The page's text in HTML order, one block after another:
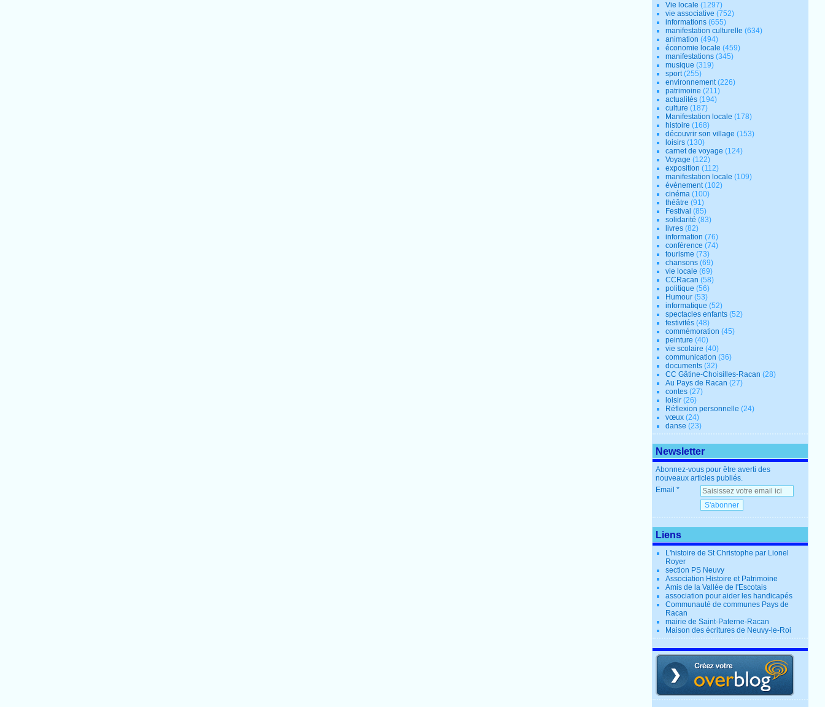
Vie locale (1297)
vie associative (752)
informations (655)
manifestation culturelle (634)
animation (494)
économie locale (459)
manifestations (345)
musique (319)
sport(255)
environnement(226)
patrimoine (211)
actualités (194)
culture (187)
Manifestation locale (178)
histoire (168)
découvrir son village (153)
loisirs (130)
carnet de voyage (124)
Voyage (122)
exposition (112)
manifestation locale (109)
évènement(102)
cinéma (100)
théâtre (91)
Festival (85)
solidarité (83)
livres (82)
information (76)
conférence (74)
tourisme (73)
chansons (69)
vie locale (69)
CCRacan (58)
politique (56)
Humour (53)
informatique (52)
spectacles enfants (52)
festivités (48)
commémoration (45)
peinture (40)
vie scolaire (40)
communication (36)
documents (32)
CC Gâtine-Choisilles-Racan (28)
Au Pays de Racan (27)
contes (27)
loisir (26)
Réflexion personnelle (24)
vœux (24)
danse (23)
Newsletter
Abonnez-vous pour être averti des
nouveaux articles publiés.
Email
Liens
L'histoire de St Christophe par Lionel
Royer
section PS Neuvy
Association Histoire et Patrimoine
Amis de la Vallée de l'Escotais
association pour aider les handicapés
Communauté de communes Pays de
Racan
mairie de Saint-Paterne-Racan
Maison des écritures de Neuvy-le-Roi